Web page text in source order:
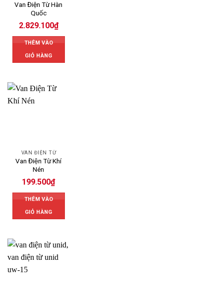
Van Điện Từ Hàn
Quốc
2.829.100₫
THÊM VÀO
GIỎ HÀNG
VAN ĐIỆN TỪ
Van Điện Từ Khí
Nén
199.500₫
THÊM VÀO
GIỎ HÀNG